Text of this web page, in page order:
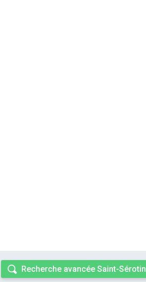
Recherche avancée Saint-Sérotin